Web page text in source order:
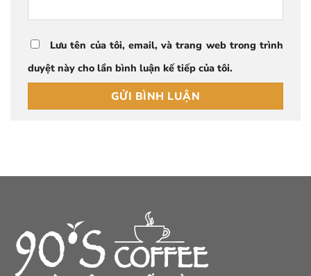
Lưu tên của tôi, email, và trang web trong trình
duyệt này cho lần bình luận kế tiếp của tôi.